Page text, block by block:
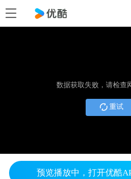
数据获取失败，请检查
重试
预览播放中，打开优酷